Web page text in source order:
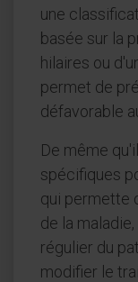
une
basée sur la
hilaires ou
permet de
défavorable
De même
spécifiques
qui permette
de la
régulier du
modifier le